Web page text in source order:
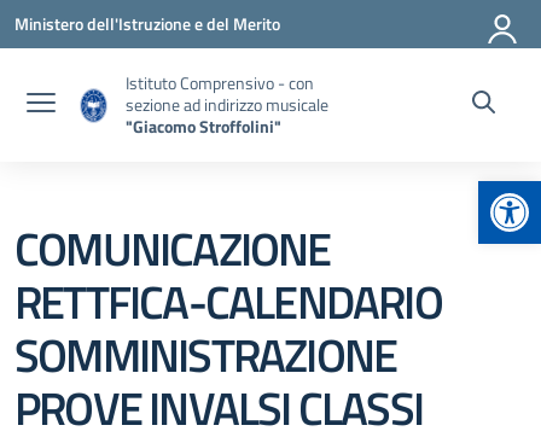
Vai ai contenuti
Vai al menu di navigazione
Vai al footer
Ministero dell'Istruzione e del Merito
Istituto Comprensivo - con
sezione ad indirizzo musicale
"Giacomo Stroffolini"
COMUNICAZIONE
RETTFICA-CALENDARIO
SOMMINISTRAZIONE
PROVE INVALSI CLASSI